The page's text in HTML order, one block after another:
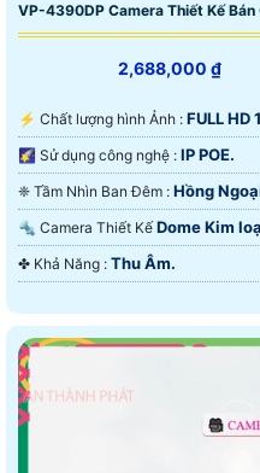
VP-4390DP Camera Thiết Kế Bán
2,688,000 ₫
️⚡ Chất lượng hình Ảnh : FULL HD
🌠 Sử dụng công nghệ : IP POE.
❈ Tầm Nhìn Ban Đêm : Hồng
🔩 Camera Thiết Kế Dome Kim
️✤ Khả Năng : Thu Âm.